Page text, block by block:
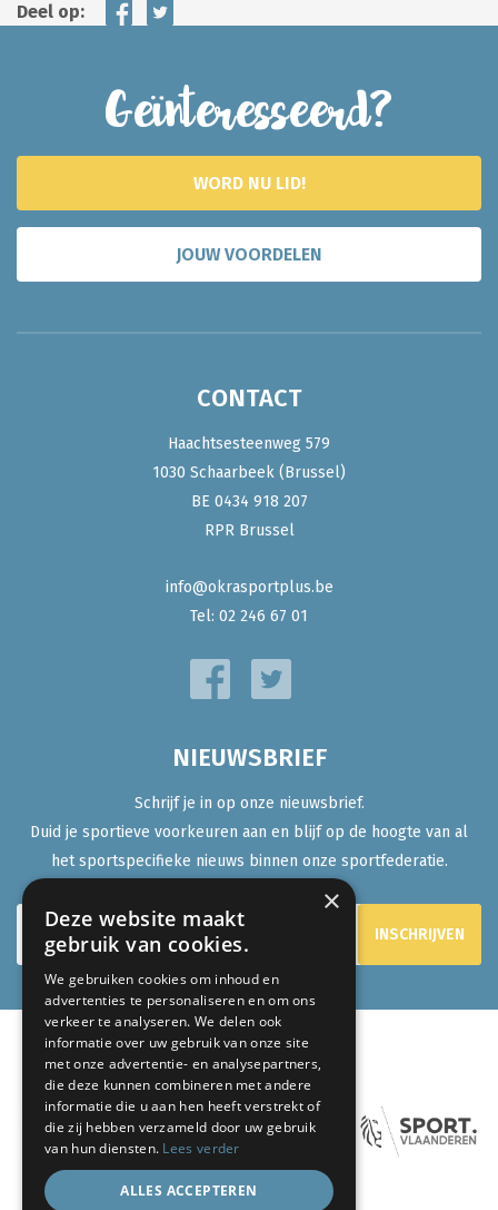
Deel op:
Geïnteresseerd?
WORD NU LID!
JOUW VOORDELEN
CONTACT
Haachtsesteenweg 579
1030 Schaarbeek (Brussel)
BE 0434 918 207
RPR Brussel
info@okrasportplus.be
Tel: 02 246 67 01
NIEUWSBRIEF
Schrijf je in op onze nieuwsbrief.
Duid je sportieve voorkeuren aan en blijf op de hoogte van al
het sportspecifieke nieuws binnen onze sportfederatie.
ONZE PARTNERS:
×
Deze website maakt
gebruik van cookies.
We gebruiken cookies om inhoud en
advertenties te personaliseren en om ons
verkeer te analyseren. We delen ook
informatie over uw gebruik van onze site
met onze advertentie- en analysepartners,
die deze kunnen combineren met andere
informatie die u aan hen heeft verstrekt of
die zij hebben verzameld door uw gebruik
van hun diensten. Lees verder
ALLES ACCEPTEREN